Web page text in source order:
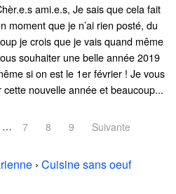
ami.e.s, Je sais que cela fait
moment que je n’ai rien posté, du
je crois que je vais quand même
souhaiter une belle année 2019
si on est le 1er février ! Je vous
nouvelle année et beaucoup...
… 7 8 9 Suivante
› Cuisine sans oeuf